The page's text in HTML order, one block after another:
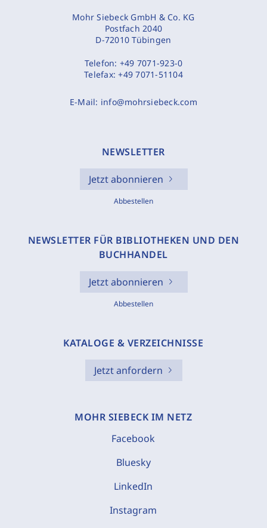
Mohr Siebeck GmbH & Co. KG
Postfach 2040
D-72010 Tübingen
Telefon: +49 7071-923-0
Telefax:+49 7071-51104
E-Mail: info@mohrsiebeck.com
NEWSLETTER
Jetzt abonnieren
Abbestellen
NEWSLETTER FÜR BIBLIOTHEKEN UND DEN
BUCHHANDEL
Jetzt abonnieren
Abbestellen
KATALOGE & VERZEICHNISSE
Jetzt anfordern
MOHR SIEBECK IM NETZ
Facebook
Bluesky
LinkedIn
Instagram